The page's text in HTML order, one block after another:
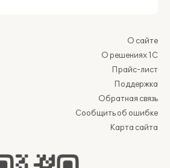
О сайте
О решениях 1С
Прайс-лист
Поддержка
Обратная связь
Сообщить об ошибке
Карта сайта